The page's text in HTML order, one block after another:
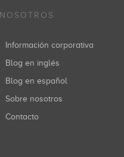
NOSOTROS
Información corporativa
Blog en inglés
Blog en español
Sobre nosotros
Contacto